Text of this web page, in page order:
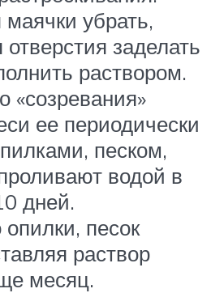
убрать,
заделать
раствором.
«созревания»
ее периодически
песком,
водой в
дней.
опилки, песок
раствор
месяц.